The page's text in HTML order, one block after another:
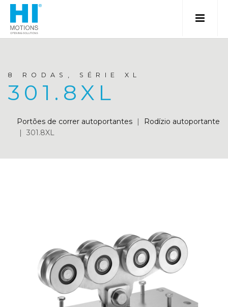
8 RODAS, SÉRIE XL
301.8XL
Portões de correr autoportantes |
Rodízio autoportante
|
301.8XL